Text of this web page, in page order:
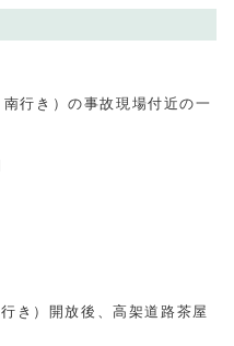
行き）の事故現場付近の一
き）開放後、高架道路茶屋